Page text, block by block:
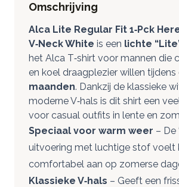
Omschrijving
Alca Lite Regular Fit 1‑Pck
V‑Neck White is een lichte
het Alca T‑shirt voor mannen die
en koel draagplezier willen tijdens
maanden. Dankzij de klassieke
moderne V‑hals is dit shirt een
voor casual outfits in lente en
Speciaal voor warm weer – De
uitvoering met luchtige stof voelt
comfortabel aan op zomerse
Klassieke V‑hals – Geeft een